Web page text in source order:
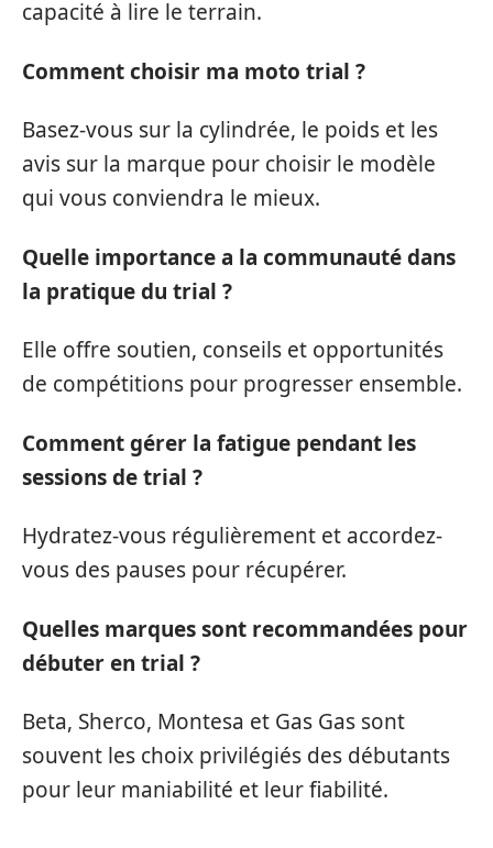
capacité à lire le terrain.
Comment choisir ma moto trial ?
Basez-vous sur la cylindrée, le poids et les
avis sur la marque pour choisir le modèle
qui vous conviendra le mieux.
Quelle importance a la communauté dans
la pratique du trial ?
Elle offre soutien, conseils et opportunités
de compétitions pour progresser ensemble.
Comment gérer la fatigue pendant les
sessions de trial ?
Hydratez-vous régulièrement et accordez-
vous des pauses pour récupérer.
Quelles marques sont recommandées pour
débuter en trial ?
Beta, Sherco, Montesa et Gas Gas sont
souvent les choix privilégiés des débutants
pour leur maniabilité et leur fiabilité.